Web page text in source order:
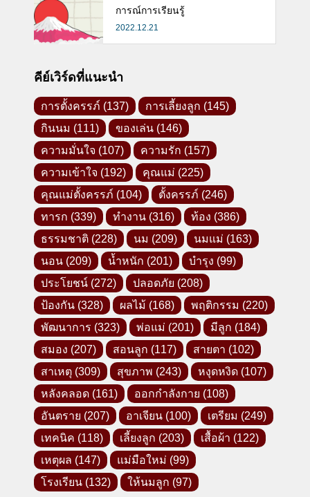
การณ์การเรียนรู้
2022.12.21
คีย์เวิร์ดที่แนะนำ
การตั้งครรภ์ (137) การเลี้ยงลูก (145)
กินนม (111) ของเล่น (146)
ความมั่นใจ (107) ความรัก (157)
ความเข้าใจ (192) คุณแม่ (225)
คุณแม่ตั้งครรภ์ (104) ตั้งครรภ์ (246)
ทารก (339) ทำงาน (316) ท้อง (386)
ธรรมชาติ (228) นม (209) นมแม่ (163)
นอน (209) น้ำหนัก (201) บำรุง (99)
ประโยชน์ (272) ปลอดภัย (208)
ป้องกัน (328) ผลไม้ (168) พฤติกรรม (220)
พัฒนาการ (323) พ่อแม่ (201) มีลูก (184)
สมอง (207) สอนลูก (117) สายตา (102)
สาเหตุ (309) สุขภาพ (243) หงุดหงิด (107)
หลังคลอด (161) ออกกำลังกาย (108)
อันตราย (207) อาเจียน (100) เตรียม (249)
เทคนิค (118) เลี้ยงลูก (203) เสื้อผ้า (122)
เหตุผล (147) แม่มือใหม่ (99)
โรงเรียน (132) ให้นมลูก (97)